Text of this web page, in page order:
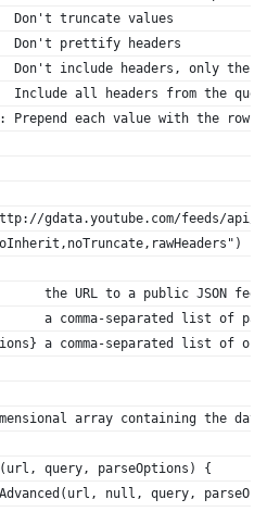
truncate values
Don't prettify headers
include headers, only the
all headers from the
Prepend each value with the row
gdata.youtube.com/feeds/
the URL to a public JSON feed
a comma-separated list of
a comma-separated list of
array containing the
query, parseOptions) {
null, query,